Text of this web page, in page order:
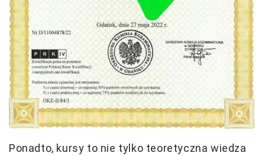
Ponadto, kursy to nie tylko teoretyczna wiedza